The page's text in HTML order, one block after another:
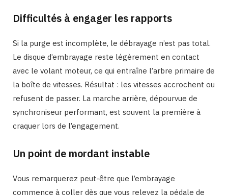
Difficultés à engager les rapports
Si la purge est incomplète, le débrayage n’est pas total.
Le disque d’embrayage reste légèrement en contact
avec le volant moteur, ce qui entraîne l’arbre primaire de
la boîte de vitesses. Résultat : les vitesses accrochent ou
refusent de passer. La marche arrière, dépourvue de
synchroniseur performant, est souvent la première à
craquer lors de l’engagement.
Un point de mordant instable
Vous remarquerez peut-être que l’embrayage
commence à coller dès que vous relevez la pédale de